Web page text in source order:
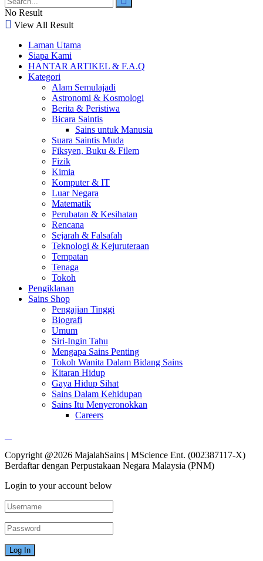
No Result
View All Result
Laman Utama
Siapa Kami
HANTAR ARTIKEL & F.A.Q
Kategori
Alam Semulajadi
Astronomi & Kosmologi
Berita & Peristiwa
Bicara Saintis
Sains untuk Manusia
Suara Saintis Muda
Fiksyen, Buku & Filem
Fizik
Kimia
Komputer & IT
Luar Negara
Matematik
Perubatan & Kesihatan
Rencana
Sejarah & Falsafah
Teknologi & Kejuruteraan
Tempatan
Tenaga
Tokoh
Pengiklanan
Sains Shop
Pengajian Tinggi
Biografi
Umum
Siri-Ingin Tahu
Mengapa Sains Penting
Tokoh Wanita Dalam Bidang Sains
Kitaran Hidup
Gaya Hidup Sihat
Sains Dalam Kehidupan
Sains Itu Menyeronokkan
Careers
Copyright @2026 MajalahSains | MScience Ent. (002387117-X)
Berdaftar dengan Perpustakaan Negara Malaysia (PNM)
Login to your account below